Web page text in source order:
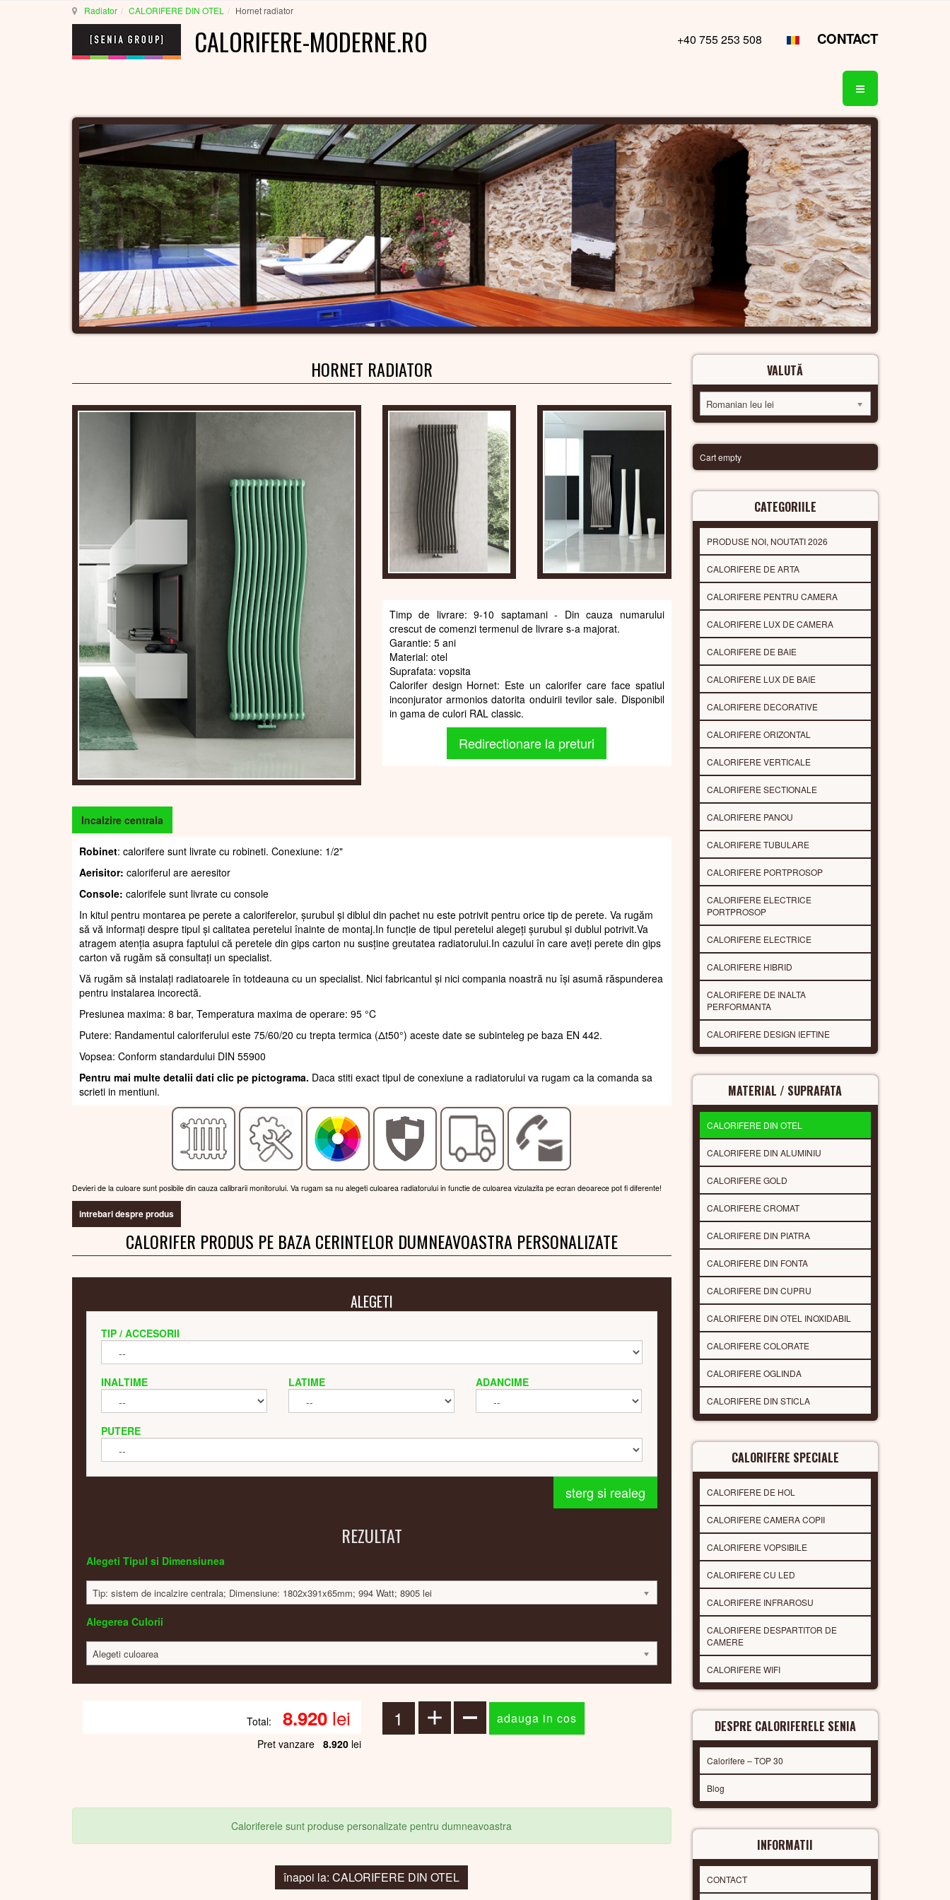
Radiator CALORIFERE DIN OTEL Hornet radiator
CALORIFERE-MODERNE.RO +40 755 253 508 CONTACT
HORNET RADIATOR
Timp de livrare: 9-10 saptamani - Din cauza numarului
crescut de comenzi termenul de livrare s-a majorat.
Garantie: 5 ani
Material: otel
Suprafata: vopsita
Calorifer design Hornet: Este un calorifer care face spatiul
inconjurator armonios datorita onduirii tevilor sale. Disponibil
in gama de culori RAL classic.
Redirectionare la preturi
Incalzire centrala
Robinet: calorifere sunt livrate cu robineti. Conexiune: 1/2"
Aerisitor: caloriferul are aeresitor
Console: calorifele sunt livrate cu console
In kitul pentru montarea pe perete a caloriferelor, șurubul și diblul din pachet nu este potrivit pentru orice tip de perete. Va rugăm
să vă informați despre tipul și calitatea peretelui înainte de montaj.In funcție de tipul peretelui alegeți șurubul și dublul potrivit.Va
atragem atenția asupra faptului că peretele din gips carton nu susține greutatea radiatorului.In cazului în care aveți perete din gips
carton vă rugăm să consultați un specialist.
Vă rugăm să instalați radiatoarele în totdeauna cu un specialist. Nici fabricantul și nici compania noastră nu își asumă răspunderea
pentru instalarea incorectă.
Presiunea maxima: 8 bar, Temperatura maxima de operare: 95 °C
Putere: Randamentul caloriferului este 75/60/20 cu trepta termica (Δt50°) aceste date se subinteleg pe baza EN 442.
Vopsea: Conform standardului DIN 55900
Pentru mai multe detalii dati clic pe pictograma. Daca stiti exact tipul de conexiune a radiatorului va rugam ca la comanda sa
scrieti in mentiuni.
Devieri de la culoare sunt posibile din cauza calibrarii monitorului. Va rugam sa nu alegeti culoarea radiatorului in functie de culoarea vizulazita pe ecran deoarece pot fi diferente!
intrebari despre produs
CALORIFER PRODUS PE BAZA CERINTELOR DUMNEAVOASTRA PERSONALIZATE
ALEGETI
TIP / ACCESORII
INALTIME LATIME ADANCIME
PUTERE
sterg si realeg
REZULTAT
Alegeti Tipul si Dimensiunea
Tip: sistem de incalzire centrala; Dimensiune: 1802x391x65mm; 994 Watt; 8905 lei
Alegerea Culorii
Alegeti culoarea
Total: 8.920lei
Pret vanzare 8.920lei
Caloriferele sunt produse personalizate pentru dumneavoastra
înapoi la: CALORIFERE DIN OTEL
VALUTĂ
Romanian leu lei
Cart empty
CATEGORIILE
PRODUSE NOI, NOUTATI 2026
CALORIFERE DE ARTA
CALORIFERE PENTRU CAMERA
CALORIFERE LUX DE CAMERA
CALORIFERE DE BAIE
CALORIFERE LUX DE BAIE
CALORIFERE DECORATIVE
CALORIFERE ORIZONTAL
CALORIFERE VERTICALE
CALORIFERE SECTIONALE
CALORIFERE PANOU
CALORIFERE TUBULARE
CALORIFERE PORTPROSOP
CALORIFERE ELECTRICE
PORTPROSOP
CALORIFERE ELECTRICE
CALORIFERE HIBRID
CALORIFERE DE INALTA
PERFORMANTA
CALORIFERE DESIGN IEFTINE
MATERIAL / SUPRAFATA
CALORIFERE DIN OTEL
CALORIFERE DIN ALUMINIU
CALORIFERE GOLD
CALORIFERE CROMAT
CALORIFERE DIN PIATRA
CALORIFERE DIN FONTA
CALORIFERE DIN CUPRU
CALORIFERE DIN OTEL INOXIDABIL
CALORIFERE COLORATE
CALORIFERE OGLINDA
CALORIFERE DIN STICLA
CALORIFERE SPECIALE
CALORIFERE DE HOL
CALORIFERE CAMERA COPII
CALORIFERE VOPSIBILE
CALORIFERE CU LED
CALORIFERE INFRAROSU
CALORIFERE DESPARTITOR DE
CAMERE
CALORIFERE WIFI
DESPRE CALORIFERELE SENIA
Calorifere – TOP 30
Blog
INFORMATII
CONTACT